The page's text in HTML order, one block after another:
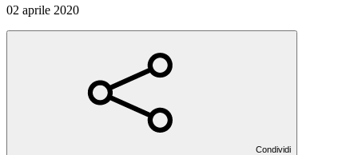
02 aprile 2020
Condividi